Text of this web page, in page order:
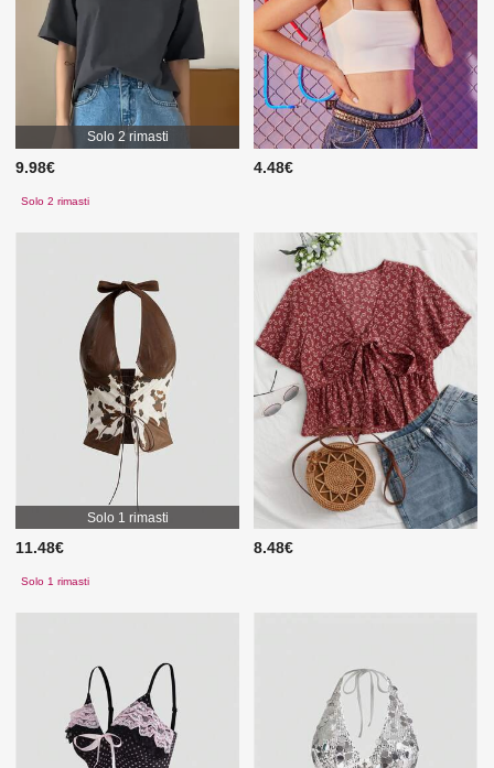
Solo 2 rimasti
9.98€
Solo 2 rimasti
4.48€
Solo 1 rimasti
11.48€
Solo 1 rimasti
8.48€